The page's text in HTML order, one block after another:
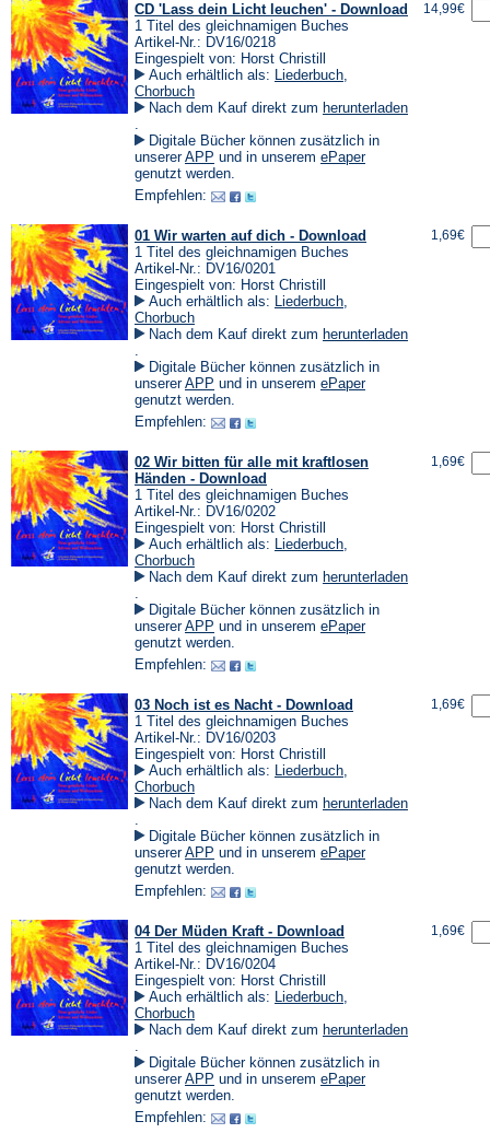
CD 'Lass dein Licht leuchen' - Download
1 Titel des gleichnamigen Buches
Artikel-Nr.: DV16/0218
Eingespielt von: Horst Christill
Auch erhältlich als: Liederbuch,
Chorbuch
Nach dem Kauf direkt zum herunterladen
in
einem
neuen
Tab)
.
Digitale Bücher können zusätzlich in
unsererAPP (Öffnet
in
neuen
und in unserem ePaper(Öffnet
genutzt werden.
Empfehlen:
14,99€
01 Wir warten auf dich - Download
1 Titel des gleichnamigen Buches
Artikel-Nr.: DV16/0201
Eingespielt von: Horst Christill
Auch erhältlich als: Liederbuch,
Chorbuch
Nach dem Kauf direkt zum herunterladen
in
einem
neuen
Tab)
.
Digitale Bücher können zusätzlich in
unsererAPP (Öffnet
in
neuen
und in unserem ePaper(Öffnet
genutzt werden.
Empfehlen:
1,69€
02 Wir bitten für alle mit kraftlosen
Händen - Download
1 Titel des gleichnamigen Buches
Artikel-Nr.: DV16/0202
Eingespielt von: Horst Christill
Auch erhältlich als: Liederbuch,
Chorbuch
Nach dem Kauf direkt zum herunterladen
in
einem
neuen
Tab)
.
Digitale Bücher können zusätzlich in
unsererAPP (Öffnet
in
neuen
und in unserem ePaper(Öffnet
genutzt werden.
Empfehlen:
1,69€
03 Noch ist es Nacht - Download
1 Titel des gleichnamigen Buches
Artikel-Nr.: DV16/0203
Eingespielt von: Horst Christill
Auch erhältlich als: Liederbuch,
Chorbuch
Nach dem Kauf direkt zum herunterladen
in
einem
neuen
Tab)
.
Digitale Bücher können zusätzlich in
unsererAPP (Öffnet
in
neuen
und in unserem ePaper(Öffnet
genutzt werden.
Empfehlen:
1,69€
04 Der Müden Kraft - Download
1 Titel des gleichnamigen Buches
Artikel-Nr.: DV16/0204
Eingespielt von: Horst Christill
Auch erhältlich als: Liederbuch,
Chorbuch
Nach dem Kauf direkt zum herunterladen
in
einem
neuen
Tab)
.
Digitale Bücher können zusätzlich in
unsererAPP (Öffnet
in
neuen
und in unserem ePaper(Öffnet
genutzt werden.
Empfehlen:
1,69€